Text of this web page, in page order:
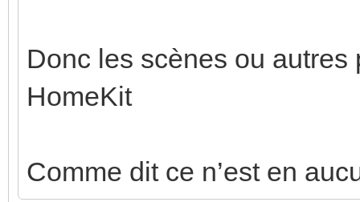
Donc les scènes ou
HomeKit
Comme dit ce n’est en